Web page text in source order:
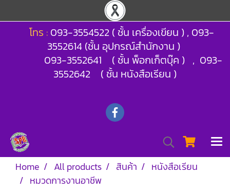
โทร : 093-3554522 ( ชั้น เครื่องเขียน ) , 093-
3552614 (ชั้น อุปกรณ์สำนักงาน )
093-3552641 ( ชั้น พ็อกเก็ตบุ๊ค ) , 093-
3552642 ( ชั้น หนังสือเรียน )
Home All products สินค้า
หนังสือเรียน
หมวดการงานอาชีพ